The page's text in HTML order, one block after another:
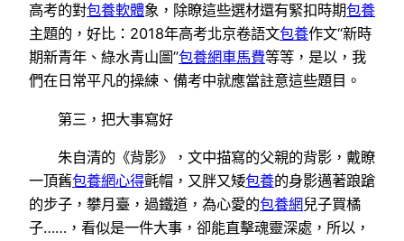
高考的對包養軟體象，除瞭這些選材還有緊扣時期包養
主題的，好比：2018年高考北京卷語文包養作文“新時
期新青年、綠水青山圖”包養網車馬費等等，是以，我
們在日常平凡的操練、備考中就應當註意這些題目。
第三，把大事寫好
朱自清的《背影》，文中描寫的父親的背影，戴瞭
一頂舊包養網心得氈帽，又胖又矮包養的身影邁著踉蹌
的步子，攀月臺，過鐵道，為心愛的包養網兒子買橘
子……，看似是一件大事，卻能直擊魂靈深處，所以，